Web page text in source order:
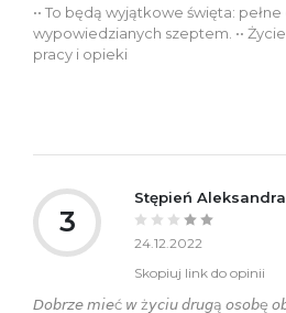
•• To będą wyjątkowe święta:
wypowiedzianych szeptem. ••
pracy i opieki
3
Stępień Aleksandra
24.12.2022
Skopiuj link do opinii
𝘋𝘰𝘣𝘳𝘻𝘦 𝘮𝘪𝘦ć 𝘸 ż𝘺𝘤𝘪𝘶 𝘥𝘳𝘶𝘨ą 𝘰𝘴𝘰𝘣ę